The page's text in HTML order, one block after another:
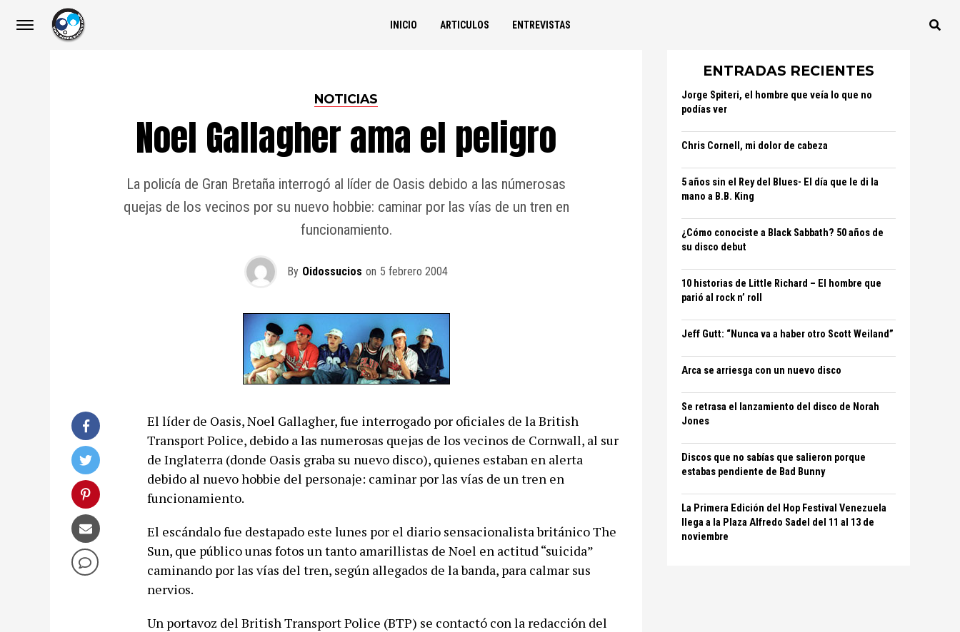
INICIO ARTICULOS ENTREVISTAS
NOTICIAS
Noel Gallagher ama el peligro
La policía de Gran Bretaña interrogó al líder de Oasis debido a las númerosas
quejas de los vecinos por su nuevo hobbie: caminar por las vías de un tren en
funcionamiento.
By Oidossucios on 5 febrero 2004
El líder de Oasis, Noel Gallagher, fue interrogado por oficiales de la British
Transport Police, debido a las numerosas quejas de los vecinos de Cornwall, al sur
de Inglaterra (donde Oasis graba su nuevo disco), quienes estaban en alerta
debido al nuevo hobbie del personaje: caminar por las vías de un tren en
funcionamiento.
El escándalo fue destapado este lunes por el diario sensacionalista británico The
Sun, que público unas fotos un tanto amarillistas de Noel en actitud “suicida”
caminando por las vías del tren, según allegados de la banda, para calmar sus
nervios.
Un portavoz del British Transport Police (BTP) se contactó con la redacción del
ENTRADAS RECIENTES
Jorge Spiteri, el hombre que veía lo que no
podías ver
Chris Cornell, mi dolor de cabeza
5 años sin el Rey del Blues- El día que le di la
mano a B.B. King
¿Cómo conociste a Black Sabbath? 50 años de
su disco debut
10 historias de Little Richard – El hombre que
parió al rock n’ roll
Jeff Gutt: “Nunca va a haber otro Scott Weiland”
Arca se arriesga con un nuevo disco
Se retrasa el lanzamiento del disco de Norah
Jones
Discos que no sabías que salieron porque
estabas pendiente de Bad Bunny
La Primera Edición del Hop Festival Venezuela
llega a la Plaza Alfredo Sadel del 11 al 13 de
noviembre